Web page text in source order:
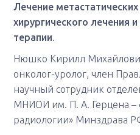
Лечение
хирургического лечения
терапии.
Нюшко Кирилл
онколог-уролог, член
научный сотрудник
МНИОИ им. П. А. Герцена
радиологии» Минздрава